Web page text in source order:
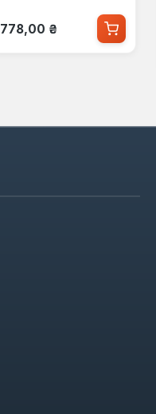
Звичайна ціна:
778,00 ₴